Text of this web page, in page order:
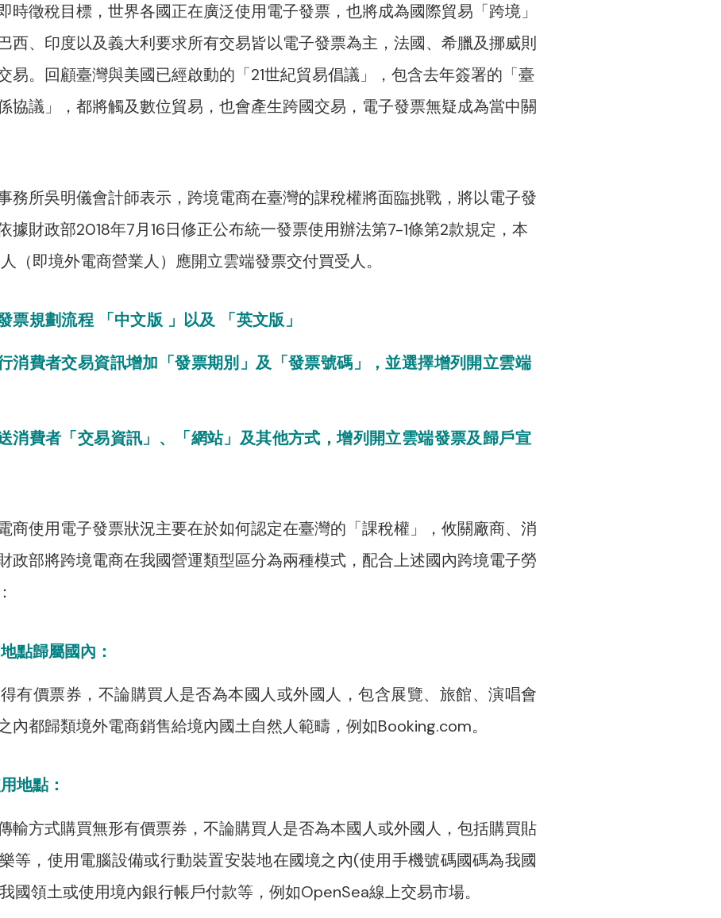
時徵稅目標，世界各國正在廣泛使用電子發票，也將成為國際貿易「跨境」
西、印度以及義大利要求所有交易皆以電子發票為主，法國、希臘及挪威則
易。回顧臺灣與美國已經啟動的「21世紀貿易倡議」，包含去年簽署的「臺
協議」，都將觸及數位貿易，也會產生跨國交易，電子發票無疑成為當中關
務所吳明儀會計師表示，跨境電商在臺灣的課稅權將面臨挑戰，將以電子發
據財政部2018年7月16日修正公布統一發票使用辦法第7-1條第2款規定，本
（即境外電商營業人）應開立雲端發票交付買受人。
規劃流程 「中文版 」以及 「英文版」
消費者交易資訊增加「發票期別」及「發票號碼」，並選擇增列開立雲端
消費者「交易資訊」、「網站」及其他方式，增列開立雲端發票及歸戶宣
商使用電子發票狀況主要在於如何認定在臺灣的「課稅權」，攸關廠商、消
政部將跨境電商在我國營運類型區分為兩種模式，配合上述國內跨境電子勞
點歸屬國內：
有價票券，不論購買人是否為本國人或外國人，包含展覽、旅館、演唱會
內都歸類境外電商銷售給境內國土自然人範疇，例如Booking.com。
地點：
輸方式購買無形有價票券，不論購買人是否為本國人或外國人，包括購買貼
等，使用電腦設備或行動裝置安裝地在國境之內(使用手機號碼國碼為我國
國領土或使用境內銀行帳戶付款等，例如OpenSea線上交易市場。